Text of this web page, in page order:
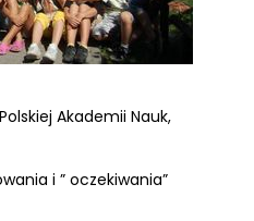
Akademii Nauk,
i ” oczekiwania”